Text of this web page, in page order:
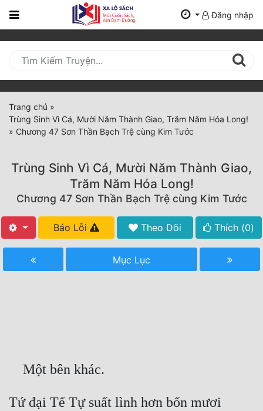
Trang
Mới
Cập
Nhật
(current)
BXH
Truyện Mới Ra
Hoàn Thành
Truyện Nhập Môn
Truyện ngắn
Đăng nhập
Trang chủ »
Trùng Sinh Vì Cá, Mười Năm Thành Giao, Trăm Năm Hóa Long!
» Chương 47 Sơn Thần Bạch Trệ cùng Kim Tước
Trùng Sinh Vì Cá, Mười Năm Thành Giao,
Trăm Năm Hóa Long!
Chương 47 Sơn Thần Bạch Trệ cùng Kim Tước
Báo Lỗi Theo Dõi Thích (0)
Mục Lục
    Một bên khác.
Tứ đại Tế Tự suất lình hơn bốn mươi